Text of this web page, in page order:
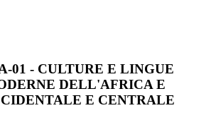
01 - CULTURE E LINGUE
DELL'AFRICA E
E CENTRALE